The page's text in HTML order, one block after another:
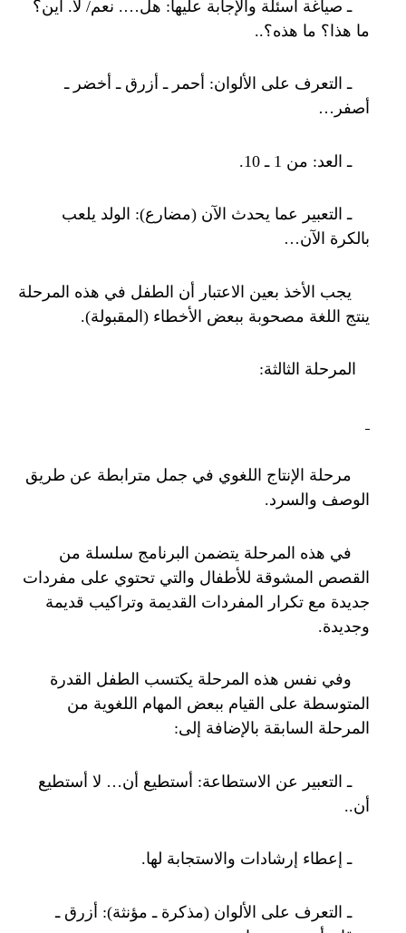
ـ صياغة أسئلة والإجابة عليها: هل…. نعم/ لا. أين؟
ما هذا؟ ما هذه؟..
ـ التعرف على الألوان: أحمر ـ أزرق ـ أخضر ـ
أصفر…
ـ العد: من 1 ـ 10.
ـ التعبير عما يحدث الآن (مضارع): الولد يلعب
بالكرة الآن…
يجب الأخذ بعين الاعتبار أن الطفل في هذه المرحلة
ينتج اللغة مصحوبة ببعض الأخطاء (المقبولة).
المرحلة الثالثة:
مرحلة الإنتاج اللغوي في جمل مترابطة عن طريق
الوصف والسرد.
في هذه المرحلة يتضمن البرنامج سلسلة من
القصص المشوقة للأطفال والتي تحتوي على مفردات
جديدة مع تكرار المفردات القديمة وتراكيب قديمة
وجديدة.
وفي نفس هذه المرحلة يكتسب الطفل القدرة
المتوسطة على القيام ببعض المهام اللغوية من
المرحلة السابقة بالإضافة إلى:
ـ التعبير عن الاستطاعة: أستطيع أن… لا أستطيع
أن..
ـ إعطاء إرشادات والاستجابة لها.
ـ التعرف على الألوان (مذكرة ـ مؤنثة): أزرق ـ